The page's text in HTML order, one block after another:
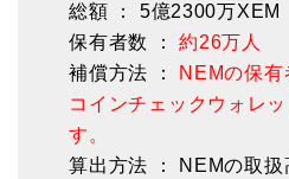
総額 ： 5億2300万XEM
保有者数 ：約26万人
補償方法 ：
NEMの保
コインチェックウォレ
す。
算出方法 ： NEMの取扱